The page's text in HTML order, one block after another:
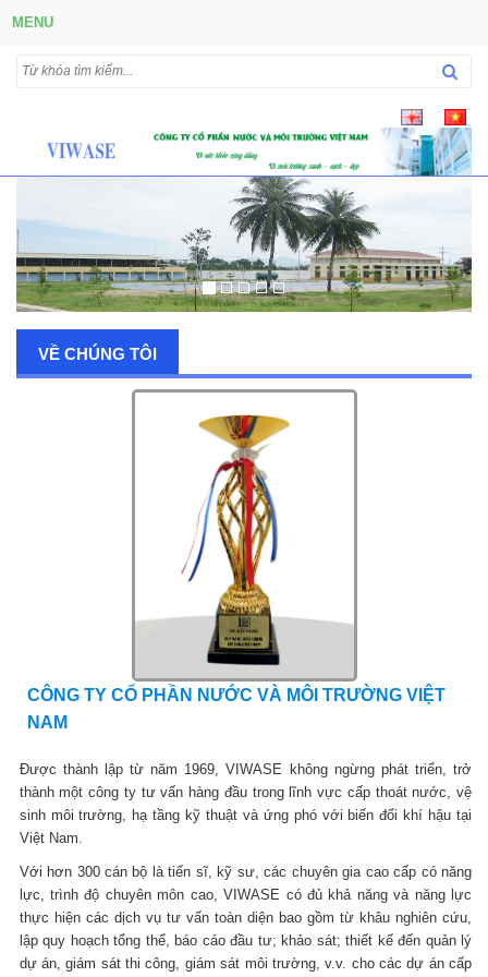
MENU
VỀ CHÚNG TÔI
CÔNG TY CỔ PHẦN NƯỚC VÀ MÔI TRƯỜNG VIỆT
NAM
Được thành lập từ năm 1969, VIWASE không ngừng phát triển, trở
thành một công ty tư vấn hàng đầu trong lĩnh vực cấp thoát nước, vệ
sinh môi trường, hạ tầng kỹ thuật và ứng phó với biến đổi khí hậu tại
Việt Nam.
Với hơn 300 cán bộ là tiến sĩ, kỹ sư, các chuyên gia cao cấp có năng
lực, trình độ chuyên môn cao, VIWASE có đủ khả năng và năng lực
thực hiện các dịch vụ tư vấn toàn diện bao gồm từ khâu nghiên cứu,
lập quy hoạch tổng thể, báo cáo đầu tư; khảo sát; thiết kế đến quản lý
dự án, giám sát thi công, giám sát môi trường, v.v. cho các dự án cấp